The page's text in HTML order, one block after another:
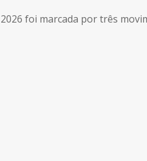
foi marcada por três